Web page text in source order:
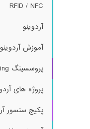
RFID / NFC
آردوینو
آموزش آردوینو
پروسسینگ Processing
پروژه های
پکیج سنسور